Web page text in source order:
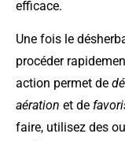
efficace.
Une fois le
procéder
action permet de
aération et de
faire, utilisez des